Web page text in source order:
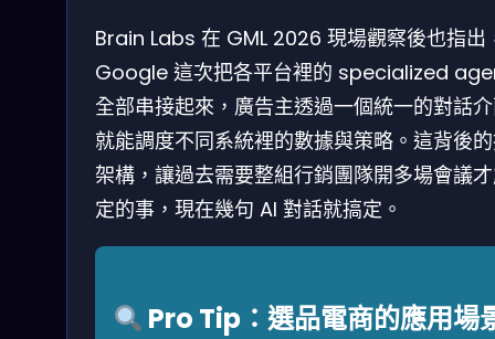
Brain Labs 在 GML 2026 現場觀察後也指出
Google 這次把各平台裡的 specialized
全部串接起來，廣告主透過一個統一的對話
就能調度不同系統裡的數據與策略。這背後
架構，讓過去需要整組行銷團隊開多場會議
定的事，現在幾句 AI 對話就搞定。
Pro Tip：選品電商的應用場